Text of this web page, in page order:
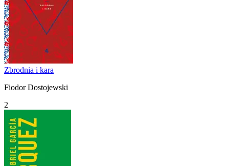
Zbrodnia i kara
Fiodor Dostojewski
2